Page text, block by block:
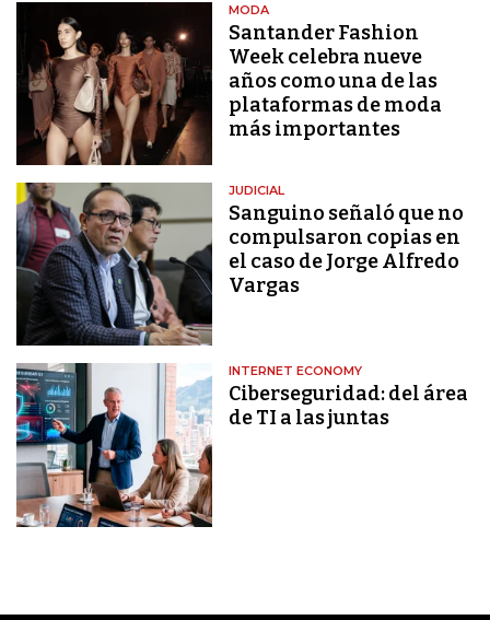
MODA
Santander Fashion
Week celebra nueve
años como una de las
plataformas de moda
más importantes
JUDICIAL
Sanguino señaló que no
compulsaron copias en
el caso de Jorge Alfredo
Vargas
INTERNET ECONOMY
Ciberseguridad: del área
de TI a las juntas